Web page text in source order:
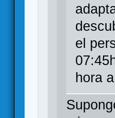
el
hora